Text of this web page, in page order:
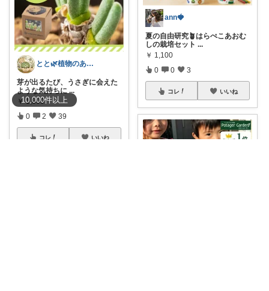
10,000件以上
とと🌿植物のある暮らし
芽が出るたび、うさぎに会えた
ような気持ちに ...
￥ 1,800
0 2 39
コレ いいね
ann🍓
夏の自由研究🪴はらぺこあおむ
しの栽培セット ...
￥ 1,100
0 0 3
コレ いいね